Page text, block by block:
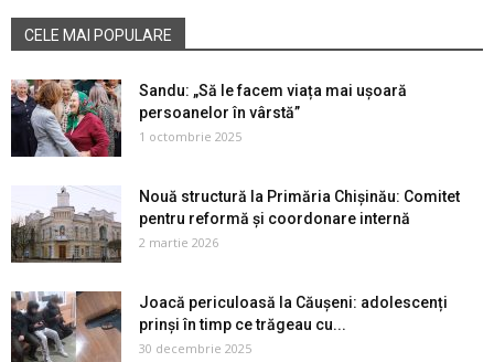
CELE MAI POPULARE
Sandu: „Să le facem viața mai ușoară
persoanelor în vârstă”
1 octombrie 2025
Nouă structură la Primăria Chișinău: Comitet
pentru reformă și coordonare internă
2 martie 2026
Joacă periculoasă la Căușeni: adolescenți
prinși în timp ce trăgeau cu...
30 decembrie 2025